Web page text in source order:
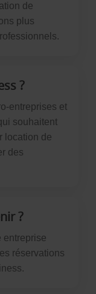
de
plus
?
entreprises et
souhaitent
location de
des
?
entreprise
réservations